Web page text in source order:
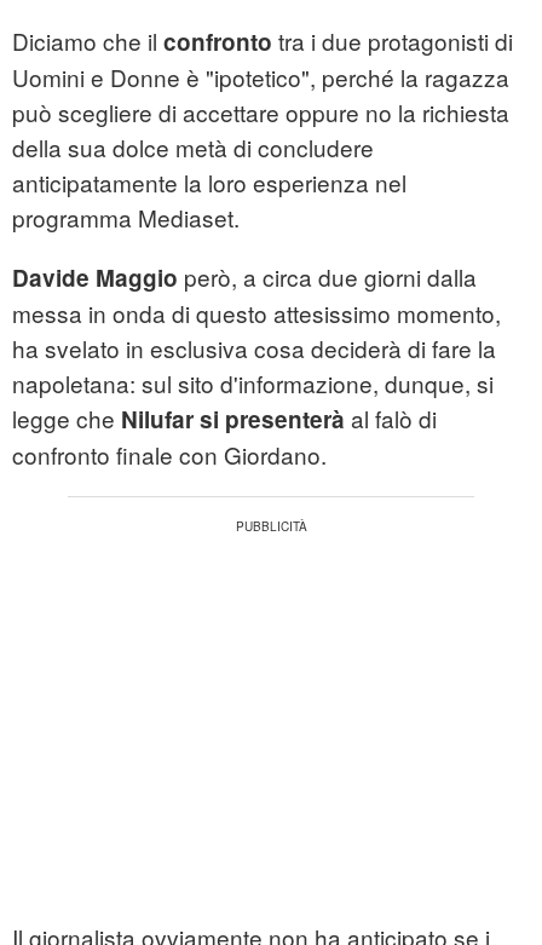
Diciamo che il confronto tra i due protagonisti di
Uomini e Donne è "ipotetico", perché la ragazza
può scegliere di accettare oppure no la richiesta
della sua dolce metà di concludere
anticipatamente la loro esperienza nel
programma Mediaset.
Davide Maggio però, a circa due giorni dalla
messa in onda di questo attesissimo momento,
ha svelato in esclusiva cosa deciderà di fare la
napoletana: sul sito d'informazione, dunque, si
legge che Nilufar si presenterà al falò di
confronto finale con Giordano.
Il giornalista ovviamente non ha anticipato se i